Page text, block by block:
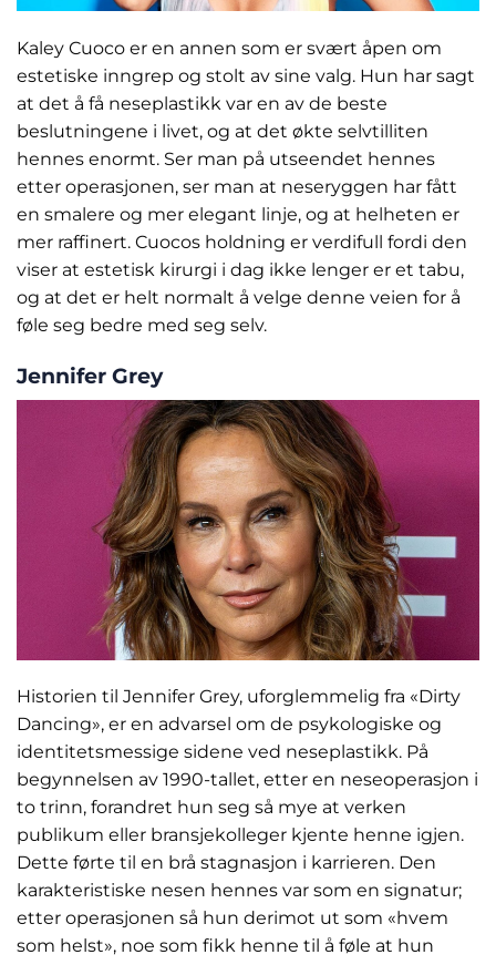
Kaley Cuoco er en annen som er svært åpen om
estetiske inngrep og stolt av sine valg. Hun har sagt
at det å få neseplastikk var en av de beste
beslutningene i livet, og at det økte selvtilliten
hennes enormt. Ser man på utseendet hennes
etter operasjonen, ser man at neseryggen har fått
en smalere og mer elegant linje, og at helheten er
mer raffinert. Cuocos holdning er verdifull fordi den
viser at estetisk kirurgi i dag ikke lenger er et tabu,
og at det er helt normalt å velge denne veien for å
føle seg bedre med seg selv.
Jennifer Grey
Historien til Jennifer Grey, uforglemmelig fra «Dirty
Dancing», er en advarsel om de psykologiske og
identitetsmessige sidene ved neseplastikk. På
begynnelsen av 1990-tallet, etter en neseoperasjon i
to trinn, forandret hun seg så mye at verken
publikum eller bransjekolleger kjente henne igjen.
Dette førte til en brå stagnasjon i karrieren. Den
karakteristiske nesen hennes var som en signatur;
etter operasjonen så hun derimot ut som «hvem
som helst», noe som fikk henne til å føle at hun